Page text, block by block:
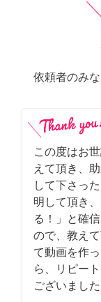
依頼者のみ
この度はお
えて頂き、
して下さっ
明して頂き
る！」と確
ので、教え
て動画を作
ら、リピー
ございまし